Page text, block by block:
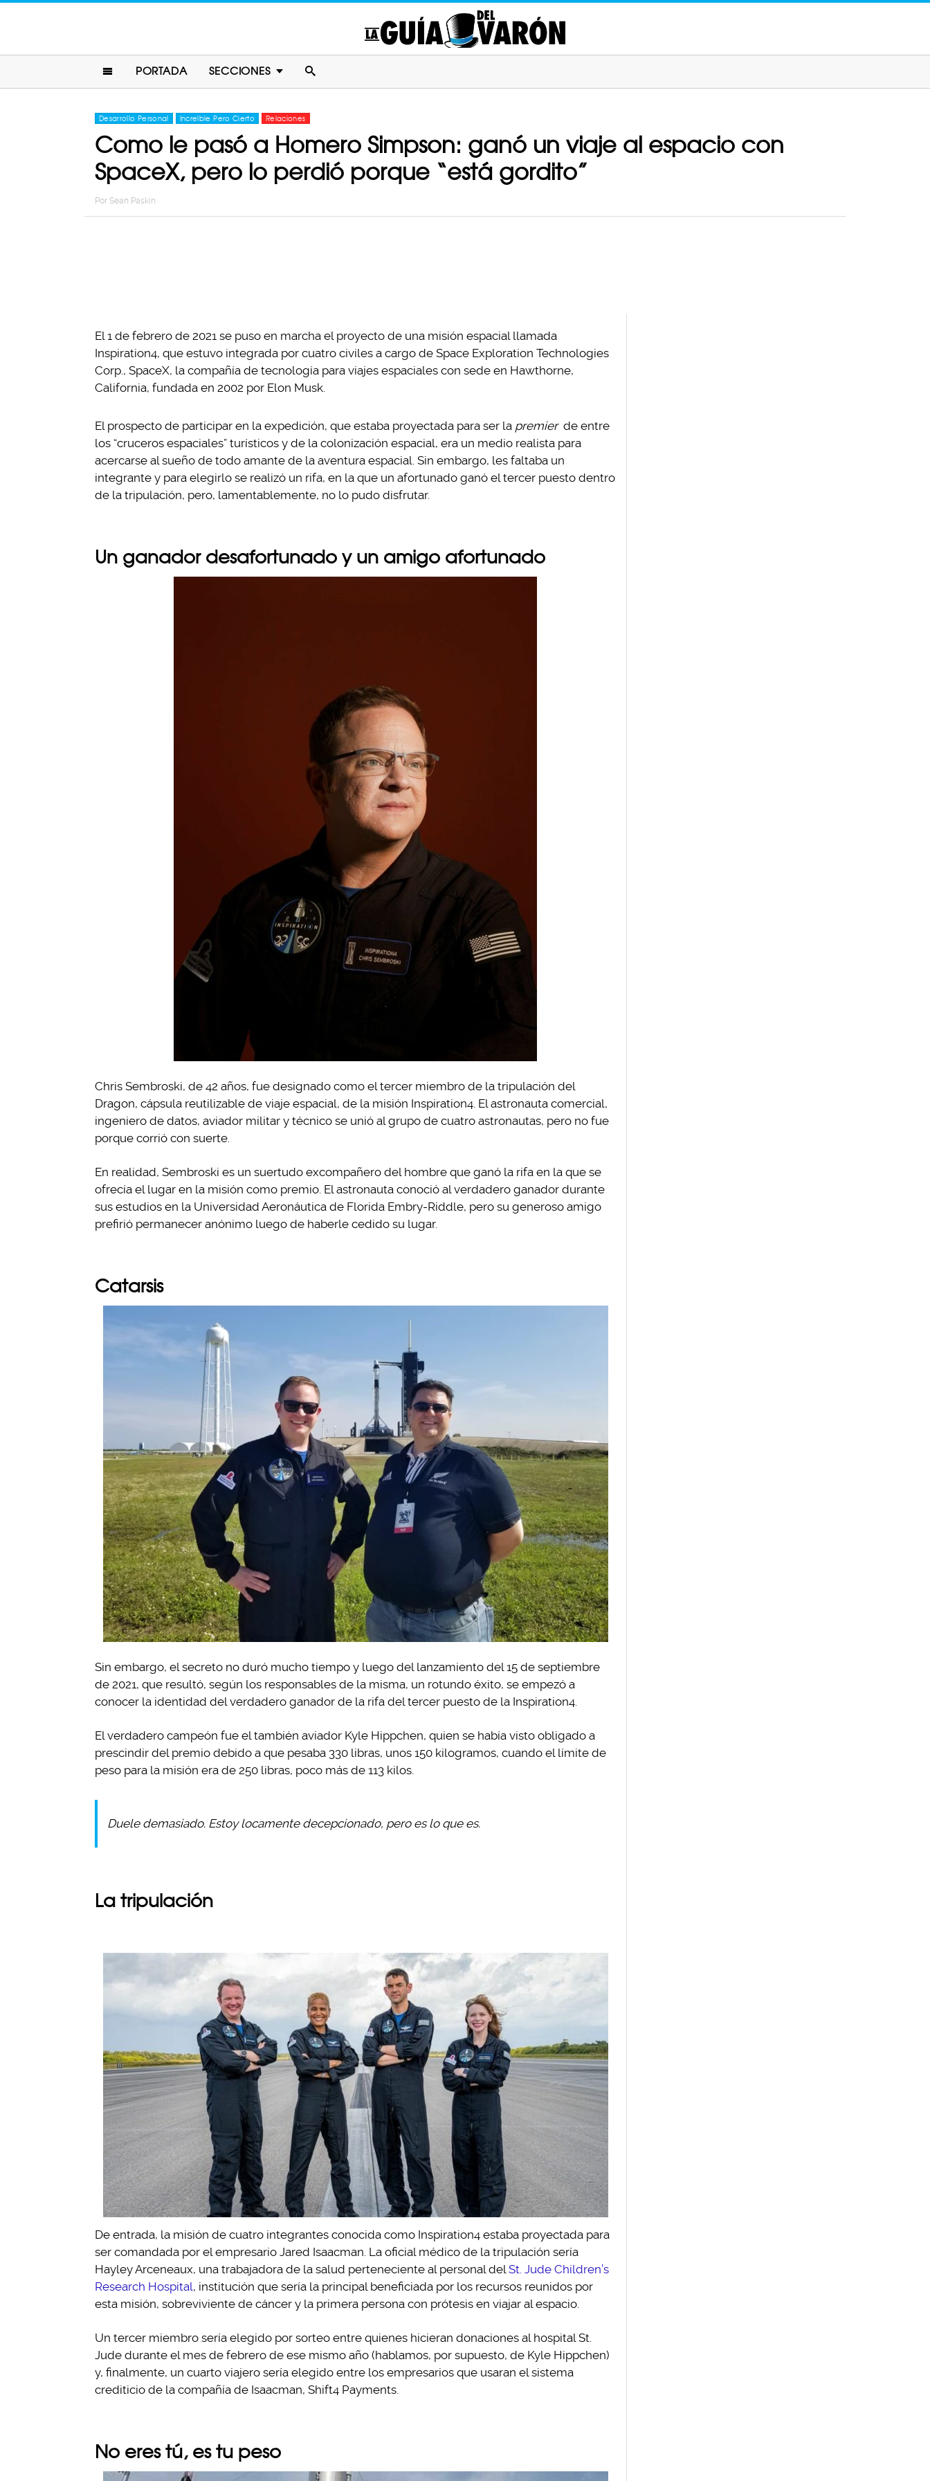
PORTADA SECCIONES
Desarrollo Personal Increíble Pero Cierto Relaciones
Como le pasó a Homero Simpson: ganó un viaje al espacio con
SpaceX, pero lo perdió porque “está gordito”
Por Sean Paskin
El 1 de febrero de 2021 se puso en marcha el proyecto de una misión espacial llamada
Inspiration4, que estuvo integrada por cuatro civiles a cargo de Space Exploration Technologies
Corp., SpaceX, la compañía de tecnología para viajes espaciales con sede en Hawthorne,
California, fundada en 2002 por Elon Musk.
El prospecto de participar en la expedición, que estaba proyectada para ser la premier de entre
los “cruceros espaciales” turísticos y de la colonización espacial, era un medio realista para
acercarse al sueño de todo amante de la aventura espacial. Sin embargo, les faltaba un
integrante y para elegirlo se realizó un rifa, en la que un afortunado ganó el tercer puesto dentro
de la tripulación, pero, lamentablemente, no lo pudo disfrutar.
Un ganador desafortunado y un amigo afortunado
Chris Sembroski, de 42 años, fue designado como el tercer miembro de la tripulación del
Dragon, cápsula reutilizable de viaje espacial, de la misión Inspiration4. El astronauta comercial,
ingeniero de datos, aviador militar y técnico se unió al grupo de cuatro astronautas, pero no fue
porque corrió con suerte.
En realidad, Sembroski es un suertudo excompañero del hombre que ganó la rifa en la que se
ofrecía el lugar en la misión como premio. El astronauta conoció al verdadero ganador durante
sus estudios en la Universidad Aeronáutica de Florida Embry-Riddle, pero su generoso amigo
prefirió permanecer anónimo luego de haberle cedido su lugar.
Catarsis
Sin embargo, el secreto no duró mucho tiempo y luego del lanzamiento del 15 de septiembre
de 2021, que resultó, según los responsables de la misma, un rotundo éxito, se empezó a
conocer la identidad del verdadero ganador de la rifa del tercer puesto de la Inspiration4.
El verdadero campeón fue el también aviador Kyle Hippchen, quien se había visto obligado a
prescindir del premio debido a que pesaba 330 libras, unos 150 kilogramos, cuando el límite de
peso para la misión era de 250 libras, poco más de 113 kilos.
Duele demasiado. Estoy locamente decepcionado, pero es lo que es.
La tripulación
De entrada, la misión de cuatro integrantes conocida como Inspiration4 estaba proyectada para
ser comandada por el empresario Jared Isaacman. La oficial médico de la tripulación sería
Hayley Arceneaux, una trabajadora de la salud perteneciente al personal delSt. Jude Children’s
Research Hospital, institución que sería la principal beneficiada por los recursos reunidos por
esta misión, sobreviviente de cáncer y la primera persona con prótesis en viajar al espacio.
Un tercer miembro sería elegido por sorteo entre quienes hicieran donaciones al hospital St.
Jude durante el mes de febrero de ese mismo año (hablamos, por supuesto, de Kyle Hippchen)
y, finalmente, un cuarto viajero sería elegido entre los empresarios que usaran el sistema
crediticio de la compañía de Isaacman, Shift4 Payments.
No eres tú, es tu peso